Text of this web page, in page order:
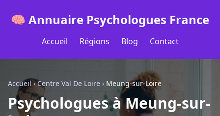
🧠 Annuaire Psychologues France
Accueil Régions Blog Contact
Accueil ›Centre Val De Loire › Meung-sur-Loire
Psychologues à Meung-sur-